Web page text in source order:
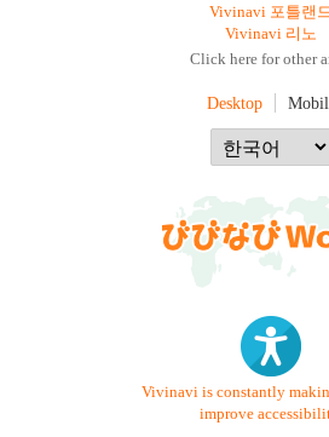
Vivinavi 포틀랜
Vivinavi 리노
Click here for other
Desktop
Vivinavi is constantly
improve